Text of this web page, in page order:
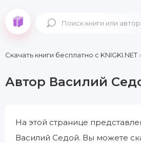
Скачать книги бесплатно c KNIGKI.NET
Автор Василий
На этой странице
Василий Седой. Вы можете